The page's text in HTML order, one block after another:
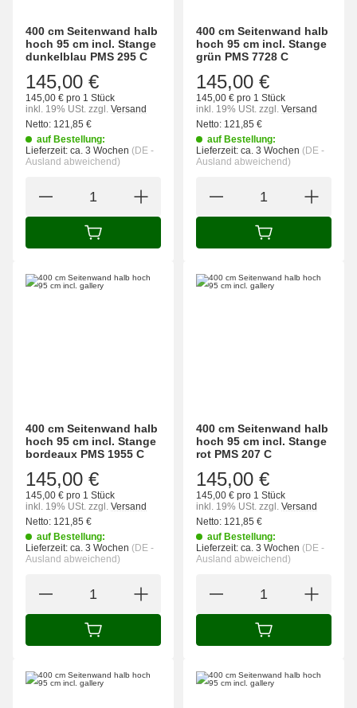
400 cm Seitenwand halb
hoch 95 cm incl. Stange
dunkelblau PMS 295 C
145,00 €
145,00 € pro 1 Stück
inkl. 19% USt. zzgl. Versand
Netto: 121,85 €
auf Bestellung:
Lieferzeit: ca. 3 Wochen (DE -
Ausland abweichend)
IN DEN WARENKORB
400 cm Seitenwand halb
hoch 95 cm incl. Stange
grün PMS 7728 C
145,00 €
145,00 € pro 1 Stück
inkl. 19% USt. zzgl. Versand
Netto: 121,85 €
auf Bestellung:
Lieferzeit: ca. 3 Wochen (DE -
Ausland abweichend)
IN DEN
400 cm Seitenwand halb
hoch 95 cm incl. Stange
bordeaux PMS 1955 C
145,00 €
145,00 € pro 1 Stück
inkl. 19% USt. zzgl. Versand
Netto: 121,85 €
auf Bestellung:
Lieferzeit: ca. 3 Wochen (DE -
Ausland abweichend)
IN DEN WARENKORB
400 cm Seitenwand halb
hoch 95 cm incl. Stange
rot PMS 207 C
145,00 €
145,00 € pro 1 Stück
inkl. 19% USt. zzgl. Versand
Netto: 121,85 €
auf Bestellung:
Lieferzeit: ca. 3 Wochen (DE -
Ausland abweichend)
IN DEN